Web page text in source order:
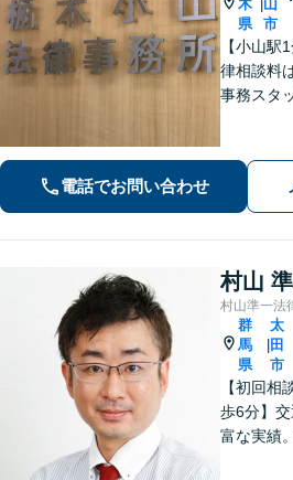
木
県
山
市
【小山駅
律相談料
事務スタ
観点から
す。【休
電話でお問い合わせ
村山
村山準一法
群
馬
県
太
田
市
【初回相
歩6分】
富な実績